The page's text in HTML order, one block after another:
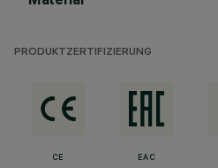
PRODUKTZERTIFIZIERUNG
CE EAC